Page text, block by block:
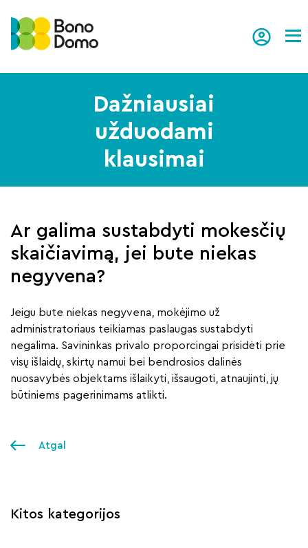
Dažniausiai
užduodami
klausimai
Ar galima sustabdyti mokesčių
skaičiavimą, jei bute niekas
negyvena?
Jeigu bute niekas negyvena, mokėjimo už
administratoriaus teikiamas paslaugas sustabdyti
negalima. Savininkas privalo proporcingai prisidėti prie
visų išlaidų, skirtų namui bei bendrosios dalinės
nuosavybės objektams išlaikyti, išsaugoti, atnaujinti, jų
būtiniems pagerinimams atlikti.
Atgal
Kitos kategorijos